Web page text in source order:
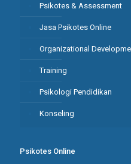
Psikotes & Assessment
Jasa Psikotes Online
Organizational
Training
Psikologi Pendidikan
Konseling
Psikotes Online